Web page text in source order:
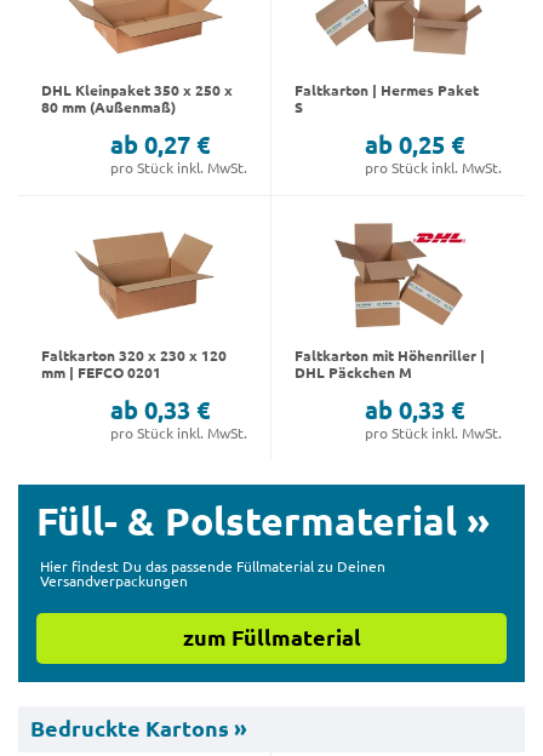
DHL Kleinpaket 350 x 250 x
80 mm (Außenmaß)
ab 0,27 €
pro Stück inkl. MwSt.
Faltkarton | Hermes Paket
S
ab 0,25 €
pro Stück inkl. MwSt.
Faltkarton 320 x 230 x 120
mm | FEFCO 0201
ab 0,33 €
pro Stück inkl. MwSt.
Faltkarton mit Höhenriller |
DHL Päckchen M
ab 0,33 €
pro Stück inkl. MwSt.
Füll- & Polstermaterial »
Hier findest Du das passende Füllmaterial zu Deinen
Versandverpackungen
zum Füllmaterial
Bedruckte Kartons »